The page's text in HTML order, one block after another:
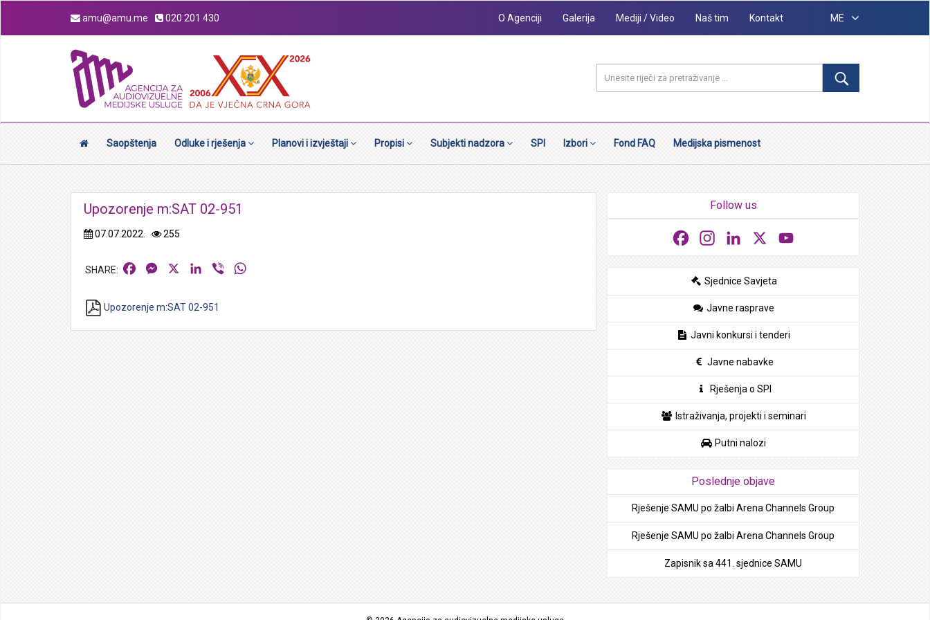
amu@amu.me 020 201 430 O Agenciji Galerija Mediji / Video Naš tim Kontakt ME
Saopštenja Odluke i rješenja Planovi i izvještaji Propisi Subjekti nadzora SPI Izbori Fond FAQ Medijska pismenost
Upozorenje m:SAT 02-951
07.07.2022. 255
FacebookMessengerLinkedIn
Viber
Upozorenje m:SAT 02-951
Follow us
FacebookInstagramLinkedIn
Sjednice Savjeta
Javne rasprave
Javni konkursi i tenderi
Javne nabavke
Rješenja o SPI
Istraživanja, projekti i seminari
Putni nalozi
Poslednje objave
Rješenje SAMU po žalbi Arena Channels Group
Rješenje SAMU po žalbi Arena Channels Group
Zapisnik sa 441. sjednice SAMU